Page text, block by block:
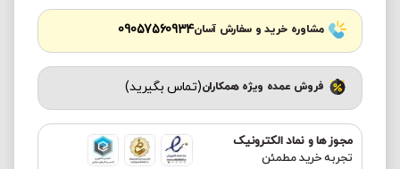
مشاوره خرید و سفارش آسان09057560934
فروش عمده ویژه همکاران(تماس بگیرید)
مجوز ها و نماد الکترونیک
تجربه خرید مطمئن